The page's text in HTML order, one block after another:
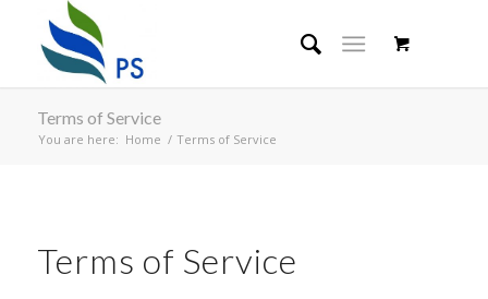
Terms of Service
You are here: Home / Terms of Service
Terms of Service